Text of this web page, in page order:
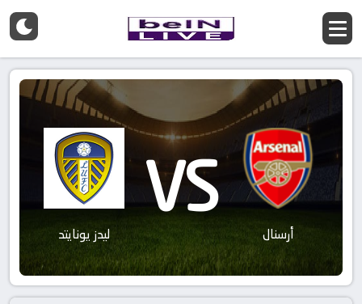
أرسنال VS ليدز يونايتد